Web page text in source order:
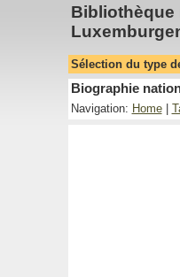
Bibliothèque
Sélection du type
Biographie
Navigation: Home|